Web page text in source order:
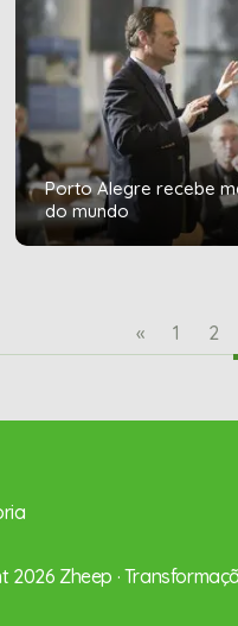
Porto Alegre recebe
do mundo
« 1 2
2026 Zheep ·